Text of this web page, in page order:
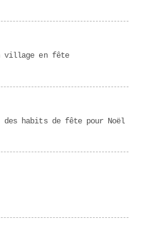
village en fête
habits de fête pour Noël